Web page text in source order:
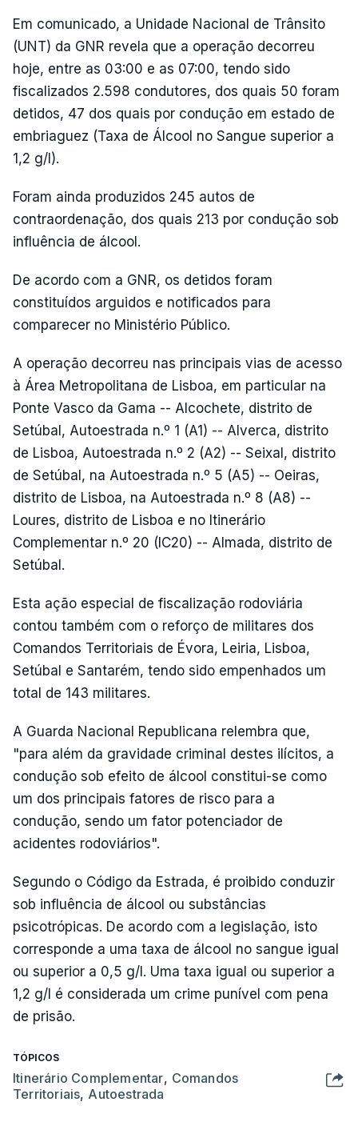
Em comunicado, a Unidade Nacional de Trânsito
(UNT) da GNR revela que a operação decorreu
hoje, entre as 03:00 e as 07:00, tendo sido
fiscalizados 2.598 condutores, dos quais 50 foram
detidos, 47 dos quais por condução em estado de
embriaguez (Taxa de Álcool no Sangue superior a
1,2 g/l).
Foram ainda produzidos 245 autos de
contraordenação, dos quais 213 por condução sob
influência de álcool.
De acordo com a GNR, os detidos foram
constituídos arguidos e notificados para
comparecer no Ministério Público.
A operação decorreu nas principais vias de acesso
à Área Metropolitana de Lisboa, em particular na
Ponte Vasco da Gama -- Alcochete, distrito de
Setúbal, Autoestrada n.º 1 (A1) -- Alverca, distrito
de Lisboa, Autoestrada n.º 2 (A2) -- Seixal, distrito
de Setúbal, na Autoestrada n.º 5 (A5) -- Oeiras,
distrito de Lisboa, na Autoestrada n.º 8 (A8) --
Loures, distrito de Lisboa e no Itinerário
Complementar n.º 20 (IC20) -- Almada, distrito de
Setúbal.
Esta ação especial de fiscalização rodoviária
contou também com o reforço de militares dos
Comandos Territoriais de Évora, Leiria, Lisboa,
Setúbal e Santarém, tendo sido empenhados um
total de 143 militares.
A Guarda Nacional Republicana relembra que,
"para além da gravidade criminal destes ilícitos, a
condução sob efeito de álcool constitui-se como
um dos principais fatores de risco para a
condução, sendo um fator potenciador de
acidentes rodoviários".
Segundo o Código da Estrada, é proibido conduzir
sob influência de álcool ou substâncias
psicotrópicas. De acordo com a legislação, isto
corresponde a uma taxa de álcool no sangue igual
ou superior a 0,5 g/l. Uma taxa igual ou superior a
1,2 g/l é considerada um crime punível com pena
de prisão.
TÓPICOS
Itinerário Complementar, Comandos
Territoriais, Autoestrada